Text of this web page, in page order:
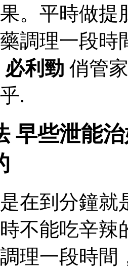
。平時做
調理一段
必利勁 俏管
.
早些泄能
在到分鐘
不能吃辛辣
理一段時